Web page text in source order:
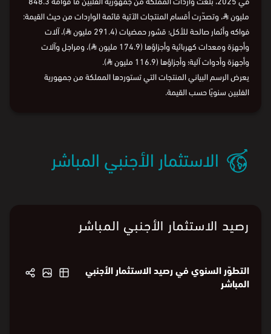
مليون⃁، وتصدّرت أقسام المنتجات الآتية قائمة الواردات من حيث القيمة:
فواكه وأثمار صالحة للأكل؛ قشور حمضيات (291.4 مليون
⃁)، آلات
وأجهزة ومعدات كهربائية وأجزاؤها (174.9 مليون
⃁)، ومراجل وآلات
وأجهزة وأدوات آلية؛ وأجزاؤها (116.9 مليون
⃁
).
يعرض الرسم البياني المنتجات التي تستوردها المملكة من جمهورية
الفلبين سنويًا حسب القيمة.
الاستثمار الأجنبي المباشر
رصيد الاستثمار الأجنبي المباشر
التطوّر السنوي في رصيد الاستثمار الأجنبي
المباشر